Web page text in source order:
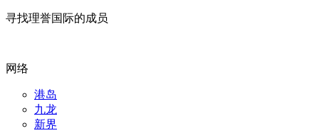
寻找理誉国际的成员
网络
港岛
九龙
新界